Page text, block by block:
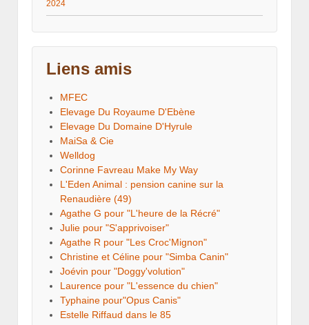
Liens amis
MFEC
Elevage Du Royaume D'Ebène
Elevage Du Domaine D'Hyrule
MaiSa & Cie
Welldog
Corinne Favreau Make My Way
L'Eden Animal : pension canine sur la
Renaudière (49)
Agathe G pour "L'heure de la Récré"
Julie pour "S'apprivoiser"
Agathe R pour "Les Croc'Mignon"
Christine et Céline pour "Simba Canin"
Joévin pour "Doggy'volution"
Laurence pour "L'essence du chien"
Typhaine pour"Opus Canis"
Estelle Riffaud dans le 85